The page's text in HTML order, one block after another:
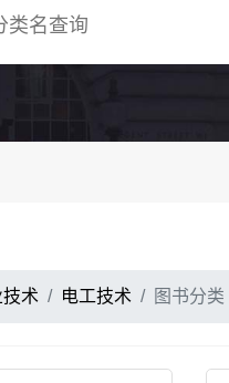
技术 电工技术 图书分类